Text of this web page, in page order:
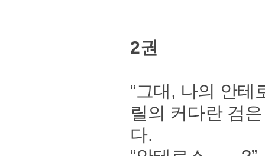
2권
“그대, 나의 안테
릴의 커다란 검
다.